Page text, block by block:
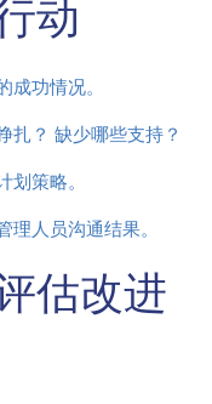
动
成功情况。
扎？ 缺少哪些支持？
划策略。
理人员沟通结果。
估改进